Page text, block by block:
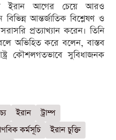
ইরান আগের চেয়ে আরও
আন্তর্জাতিক বিশ্লেষণ ও
প্রত্যাখ্যান করেন। তিনি
অভিহিত করে বলেন, বাস্তব
কৌশলগতভাবে সুবিধাজনক
ইরান
ট্রাম্প
কর্মসূচি
ইরান চুক্তি